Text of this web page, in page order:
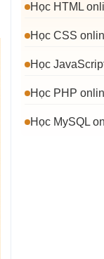
Học HTML
Học CSS
Học
Học PHP
Học MySQL